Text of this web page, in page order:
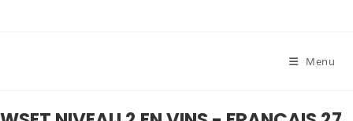
Menu